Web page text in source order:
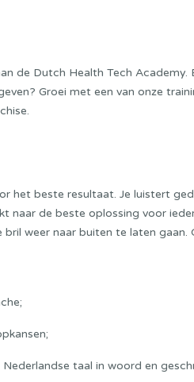
de Dutch Health Tech Academy.
Groei met een van onze
het beste resultaat. Je luistert
naar de beste oplossing voor
weer naar buiten te laten gaan.
taal in woord en